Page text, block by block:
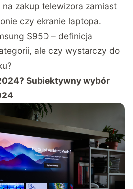
zakup telewizora zamiast
czy ekranie laptopa.
S95D – definicja
ale czy wystarczy do
Subiektywny wybór